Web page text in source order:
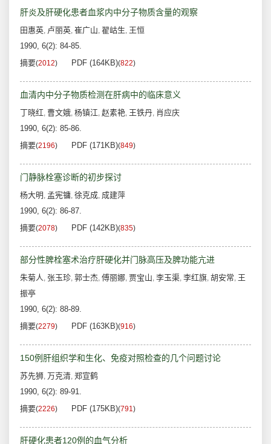
肝炎及肝硬化患者血浆内中分子物质含量的观察
田惠英, 卢丽英, 崔广山, 翟岵生, 王恒
1990, 6(2): 84-85.
摘要(2012) PDF (164KB)(822)
血清内中分子物质检测在肝病中的临床意义
丁晓红, 曹文娥, 杨镇江, 赵素艳, 王铁丹, 肖应庆
1990, 6(2): 85-86.
摘要(2196) PDF (171KB)(849)
门静脉栓塞诊断的初步探讨
杨大明 , 孟宪镛, 徐克成, 成建萍
1990, 6(2): 86-87.
摘要(2078) PDF (142KB)(835)
部分性脾栓塞术治疗肝硬化并门脉高压及脾功能亢进
朱菊人, 张玉珍, 郭士杰, 傅丽娜, 贾宝山, 李玉渠, 李红旗, 胡安常, 王
振亭
1990, 6(2): 88-89.
摘要(2279) PDF (163KB)(916)
150例肝组织学和生化、免疫对照检查的几个问题讨论
苏先狮, 万克清, 郑宣鹤
1990, 6(2): 89-91.
摘要(2226) PDF (175KB)(791)
肝硬化患者120例的血气分析